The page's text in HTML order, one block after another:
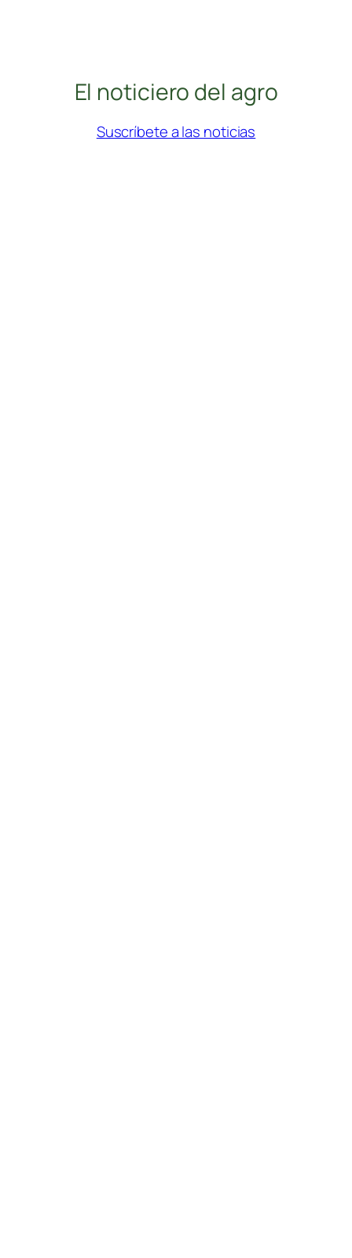
El noticiero del agro
Suscríbete a las noticias